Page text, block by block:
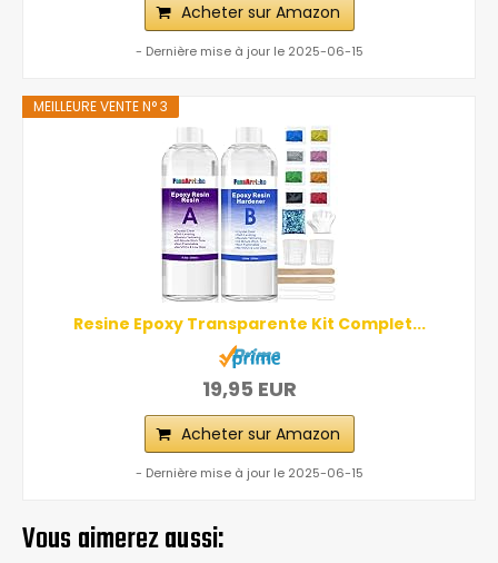
Acheter sur Amazon
- Dernière mise à jour le 2025-06-15
MEILLEURE VENTE N° 3
Resine Epoxy Transparente Kit Complet...
19,95 EUR
Acheter sur Amazon
- Dernière mise à jour le 2025-06-15
Vous aimerez aussi: